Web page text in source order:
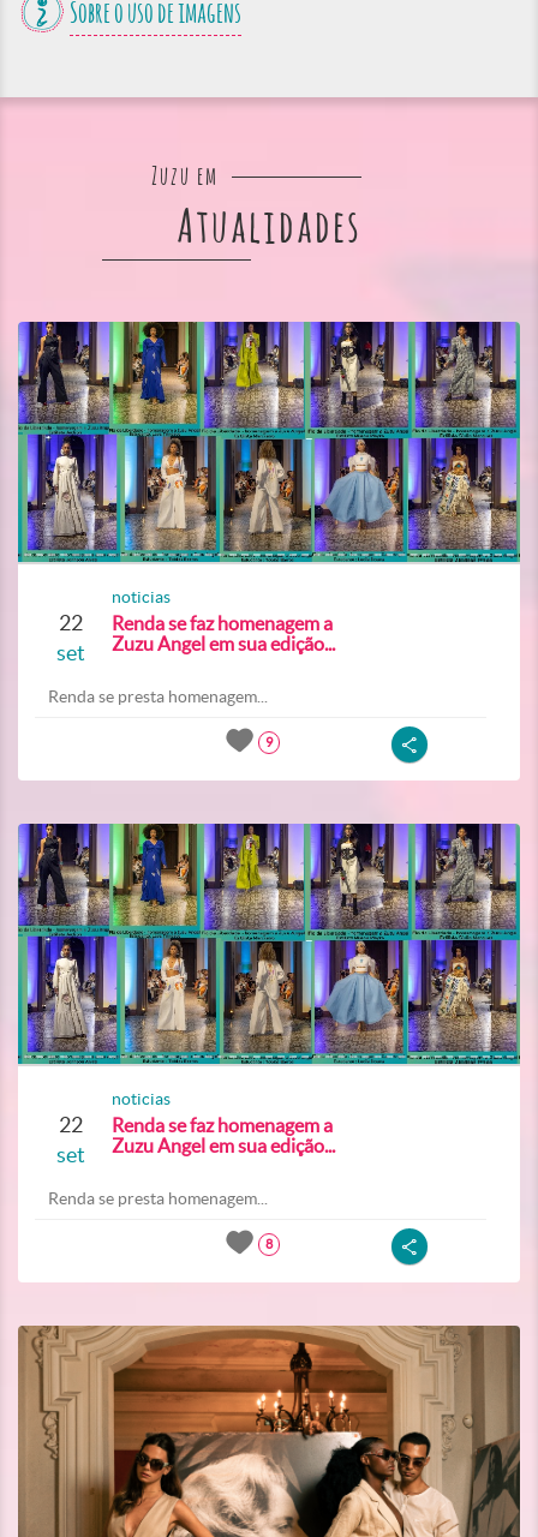
Sobre o uso de imagens
Zuzu em
Atualidades
22
set
noticias
Renda se faz homenagem a
Zuzu Angel em sua edição...
Renda se presta homenagem...
9
22
set
noticias
Renda se faz homenagem a
Zuzu Angel em sua edição...
Renda se presta homenagem...
8